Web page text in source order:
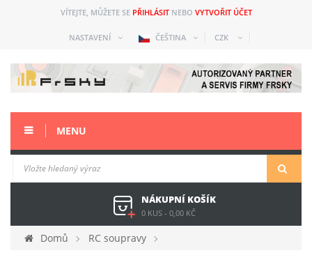
VÍTEJTE, MŮŽETE SE PŘIHLÁSIT NEBO VYTVOŘIT ÚČET
NASTAVENÍ ČEŠTINA CZK
MENU
NÁKUPNÍ KOŠÍK
0 KUS - 0,00 KČ
Domů
RC soupravy